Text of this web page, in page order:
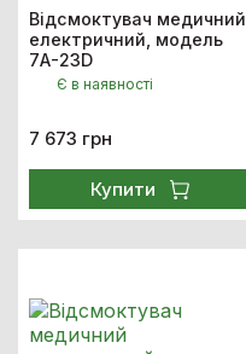
Відсмоктувач медичний
електричний, модель
7А-23D
Є в наявності
7 673 грн
Купити